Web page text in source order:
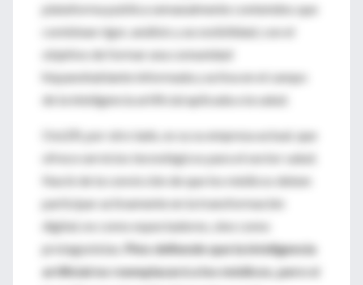
plataforma publica semanalmente contenidos que
combinan rigor, análisis y accesibilidad, con el
objetivo de formar una comunidad
hispanohablante informada y activa en el campo
de la inteligencia artificial aplicada a la salud.
OxLER, por otro lado, es su su empresa actual, que
ofrece servicios tecnológicos para el sector salud.
Nació de la convicción de que los médicos deben
participar activamente en la transformación
digital, no como espectadores, sino como
protagonistas.
Pino defiende que la inteligencia
artificial no reemplazará a los médicos, pero sí